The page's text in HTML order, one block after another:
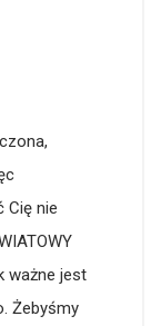
Cię nie
ważne jest
Żebyśmy